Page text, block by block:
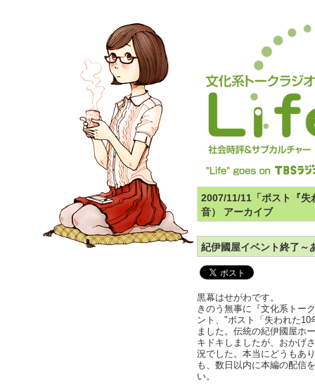
2007/11/11「ポスト『失
音） アーカイブ
紀伊國屋イベント終了～
黒幕はせがわです。
きのう無事に『文化系トー
ント、"ポスト「失われた
ました。伝統の紀伊國屋ホ
キドキしましたが、おかげ
況でした。本当にどうもあ
も、数日以内に本編の配信
い。